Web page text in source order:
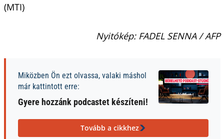
(MTI)
Nyitókép: FADEL SENNA / AFP
Miközben Ön ezt olvassa, valaki máshol
már kattintott erre:
Gyere hozzánk podcastet készíteni!
Tovább a cikkhez